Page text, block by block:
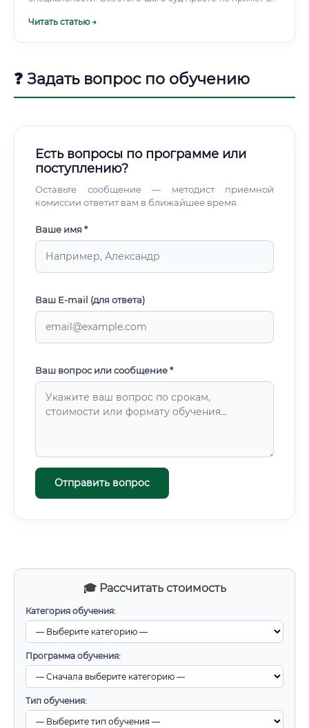
🎓 Рассчитать стоимость
Категория обучения:
Программа обучения:
Тип обучения:
Читать статью →
❓ Задать вопрос по обучению
Есть вопросы по программе или
поступлению?
Оставьте сообщение — методист приемной
комиссии ответит вам в ближайшее время.
Ваше имя *
Ваш E-mail (для ответа)
Ваш вопрос или сообщение *
Отправить вопрос